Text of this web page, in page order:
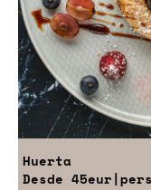
Huerta
Desde 45eur